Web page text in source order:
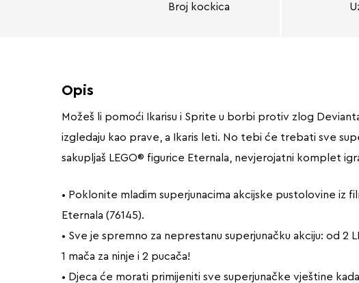
Broj kockica
Opis
Možeš li pomoći Ikarisu i Sprite u borbi protiv zlog
izgledaju kao prave, a Ikaris leti. No tebi će trebati sve
sakupljaš LEGO® figurice Eternala, nevjerojatni komplet
• Poklonite mladim superjunacima akcijske pustolovine iz
Eternala (76145).
• Sve je spremno za neprestanu superjunačku akciju: od 2
1 mača za ninje i 2 pucača!
• Djeca će morati primijeniti sve superjunačke vještine